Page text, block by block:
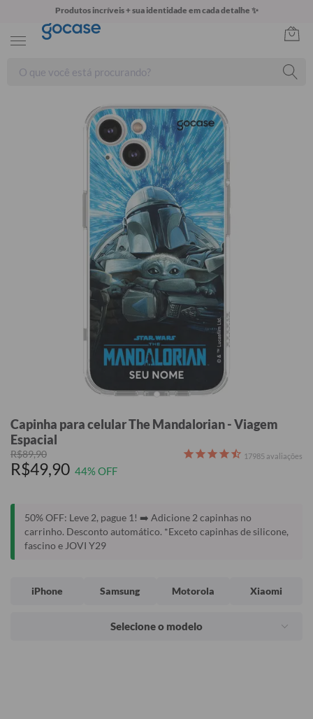
Produtos incríveis + sua identidade em cada detalhe ✨
Capinha para celular The Mandalorian - Viagem
Espacial
R$89,90
R$49,90 44% OFF
17985 avaliações
50% OFF: Leve 2, pague 1! ➡️ Adicione 2 capinhas no
carrinho. Desconto automático. *Exceto capinhas de silicone,
fascino e JOVI Y29
iPhone Samsung Motorola Xiaomi
Selecione o modelo